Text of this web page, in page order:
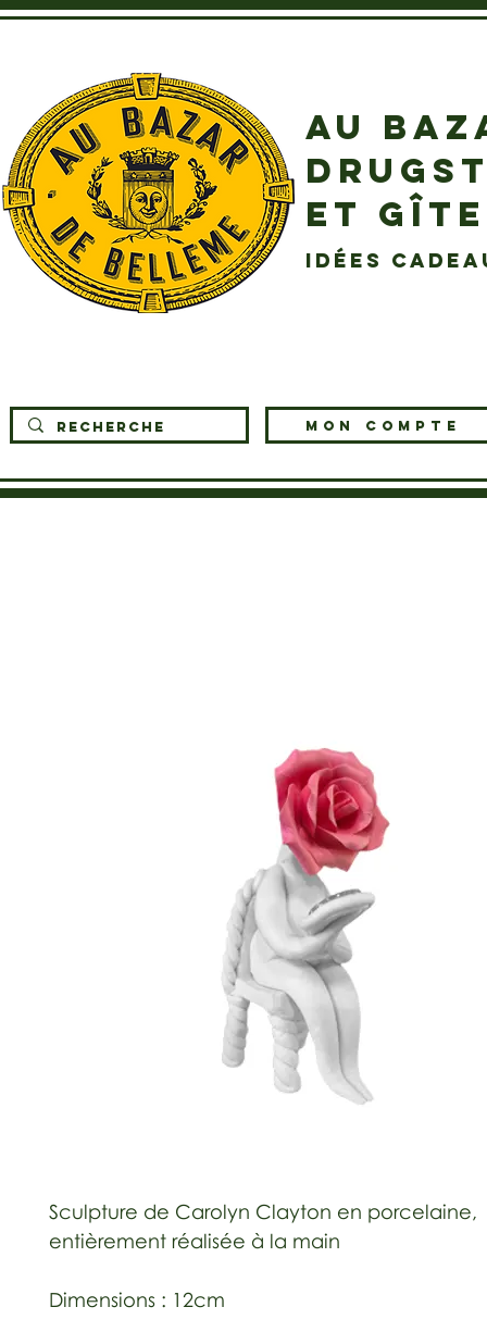
AU
ET
idées
MON COMPTE
Sculpture de Carolyn Clayton en porcelaine,
entièrement réalisée à la main
Dimensions : 12cm